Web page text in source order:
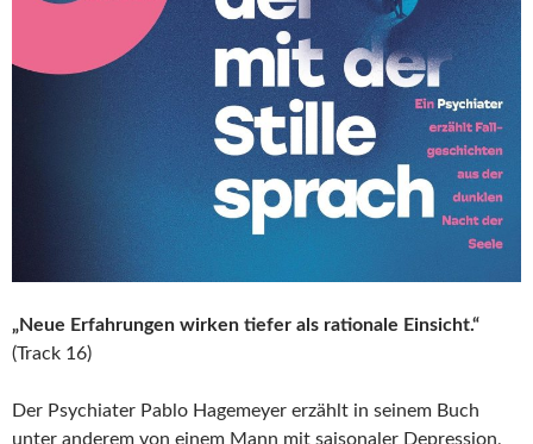
„Neue Erfahrungen wirken tiefer als rationale Einsicht.“
(Track 16)
Der Psychiater Pablo Hagemeyer erzählt in seinem Buch
unter anderem von einem Mann mit saisonaler Depression,